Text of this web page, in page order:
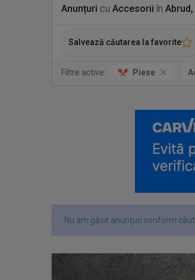
Anunțuri cu Accesorii în Abrud,
Salvează căutarea la favorite
Filtre active: Piese
Nu am găsit anunțuri conform